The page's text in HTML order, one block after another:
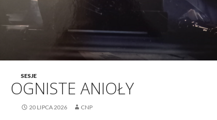
SESJE
OGNISTE ANIOŁY
20 LIPCA 2026 CNP